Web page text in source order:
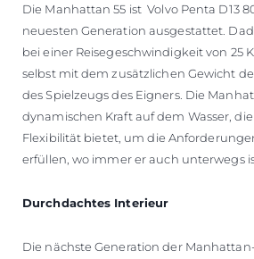
Die Manhattan 55 ist Volvo Penta D13
neuesten Generation ausgestattet.
bei einer Reisegeschwindigkeit von 25
selbst mit dem zusätzlichen Gewicht
des Spielzeugs des Eigners. Die
dynamischen Kraft auf dem Wasser,
Flexibilität bietet, um die
erfüllen, wo immer er auch unterwegs
Durchdachtes Interieur
Die nächste Generation der